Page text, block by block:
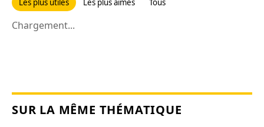
Les plus utiles Les plus aimés Tous
Chargement...
SUR LA MÊME THÉMATIQUE